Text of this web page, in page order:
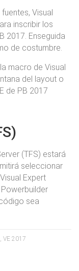
Visual
inscribir los
2017. Enseguida
de costumbre.
macro de Visual
del layout o
de PB 2017
(TFS) estará
seleccionar
Expert
sea
VE 2017